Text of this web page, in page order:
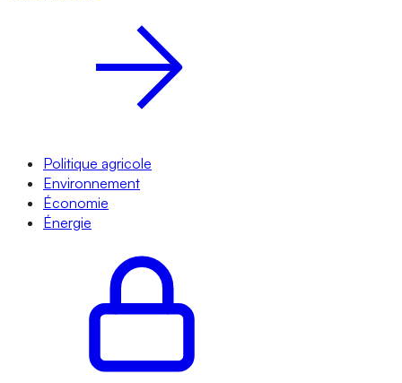
Politique agricole
Environnement
Économie
Énergie